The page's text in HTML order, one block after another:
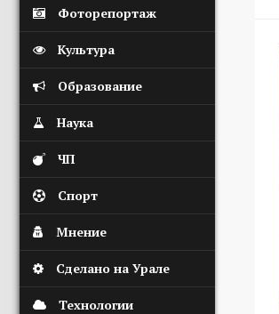
Фоторепортаж
Культура
Образование
Наука
ЧП
Спорт
Мнение
Сделано на Урале
Технологии